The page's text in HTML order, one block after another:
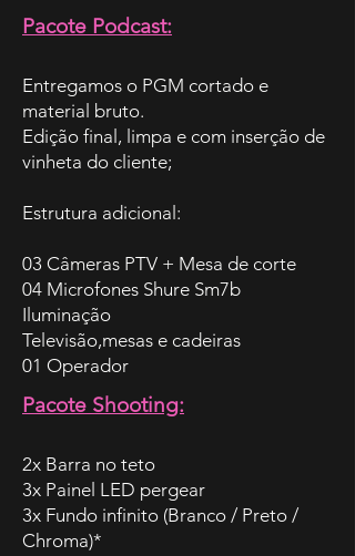
Pacote Podcast:
Entregamos o PGM cortado e
material bruto.
Edição final, limpa e com inserção de
vinheta do cliente;
Estrutura adicional:
03 Câmeras PTV + Mesa de corte
04 Microfones Shure Sm7b
Iluminação
Televisão,mesas e cadeiras
01 Operador
Pacote Shooting:
2x Barra no teto
3x Painel LED pergear
3x Fundo infinito (Branco / Preto /
Chroma)*